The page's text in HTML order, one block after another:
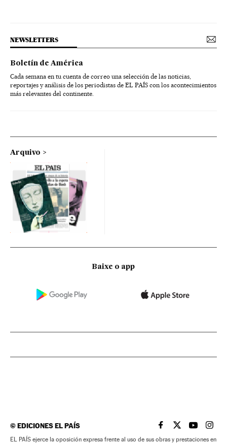
NEWSLETTERS
Boletín de América
Cada semana en tu cuenta de correo una selección de las noticias,
reportajes y análisis de los periodistas de EL PAÍS con los acontecimientos
más relevantes del continente.
Arquivo
Baixe o app
©EDICIONES EL PAÍS EL PAÍS BRASIL EN
EL PAÍSEL PAÍS
EL
EL PAÍS ejerce la oposición expresa frente al uso de sus obras y prestaciones en